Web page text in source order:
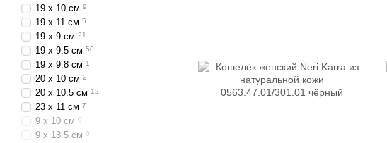
19 x 10 см 9
19 x 11 см 5
19 x 9 см 21
19 x 9.5 см 50
19 x 9.8 см 1
20 x 10 см 2
20 x 10.5 см 12
23 x 11 см 7
9 x 10 см 0
9 x 13.5 см 0